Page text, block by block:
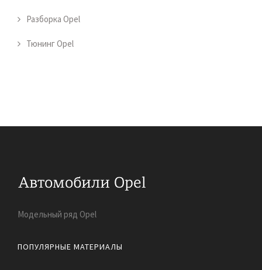
Разборка Opel
Тюнинг Opel
Модельный ряд Opel
ПОПУЛЯРНЫЕ МАТЕРИАЛЫ